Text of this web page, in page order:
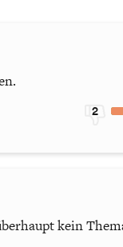
2
kein